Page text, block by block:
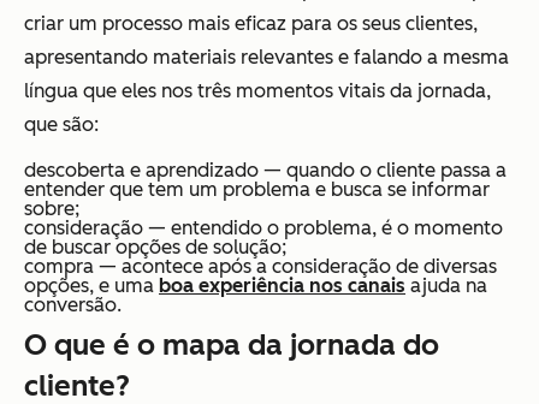
criar um processo mais eficaz para os seus clientes,
apresentando materiais relevantes e falando a mesma
língua que eles nos três momentos vitais da jornada,
que são:
descoberta e aprendizado — quando o cliente passa a
entender que tem um problema e busca se informar
sobre;
consideração — entendido o problema, é o momento
de buscar opções de solução;
compra — acontece após a consideração de diversas
opções, e uma boa experiência nos canais ajuda na
conversão.
O que é o mapa da jornada do
cliente?